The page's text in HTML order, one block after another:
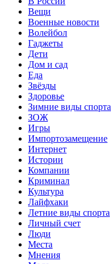
Вещи
Военные новости
Волейбол
Гаджеты
Дети
Дом и сад
Еда
Звёзды
Здоровье
Зимние виды спорта
ЗОЖ
Игры
Импортозамещение
Интернет
Истории
Компании
Криминал
Культура
Лайфхаки
Летние виды спорта
Личный счет
Люди
Места
Мнения